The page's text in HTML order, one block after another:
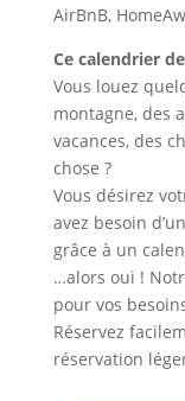
AirBnB,
Ce calendrier
Vous louez
montagne, des
vacances, des
chose ?
Vous désirez
avez besoin
grâce à un
…alors oui !
pour vos
Réservez
réservation